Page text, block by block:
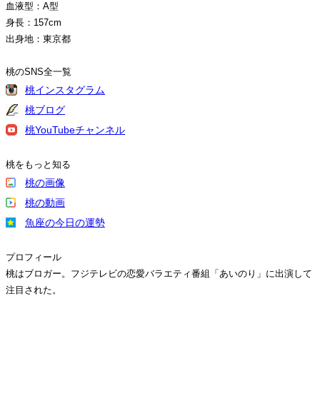
血液型：A型
身長：157cm
出身地：東京都
桃のSNS全一覧
桃インスタグラム
桃ブログ
桃YouTubeチャンネル
桃をもっと知る
桃の画像
桃の動画
魚座の今日の運勢
プロフィール
桃はブロガー。フジテレビの恋愛バラエティ番組「あいのり」に出演して
注目された。